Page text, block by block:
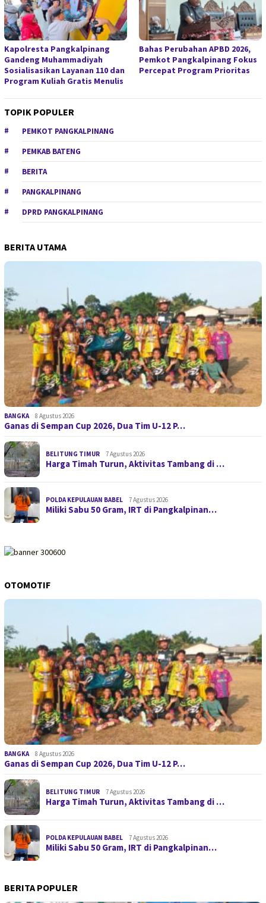
Kapolresta Pangkalpinang
Gandeng Muhammadiyah
Sosialisasikan Layanan 110 dan
Program Kuliah Gratis Menulis
Bahas Perubahan APBD 2026,
Pemkot Pangkalpinang Fokus
Percepat Program Prioritas
TOPIK POPULER
PEMKOT PANGKALPINANG
PEMKAB BATENG
BERITA
PANGKALPINANG
DPRD PANGKALPINANG
BERITA UTAMA
BANGKA 8 Agustus 2026
Ganas di Sempan Cup 2026, Dua Tim U-12 P…
BELITUNG TIMUR 7 Agustus 2026
Harga Timah Turun, Aktivitas Tambang di …
POLDA KEPULAUAN BABEL 7 Agustus 2026
Miliki Sabu 50 Gram, IRT di Pangkalpinan…
OTOMOTIF
BANGKA 8 Agustus 2026
Ganas di Sempan Cup 2026, Dua Tim U-12 P…
BELITUNG TIMUR 7 Agustus 2026
Harga Timah Turun, Aktivitas Tambang di …
POLDA KEPULAUAN BABEL 7 Agustus 2026
Miliki Sabu 50 Gram, IRT di Pangkalpinan…
BERITA POPULER